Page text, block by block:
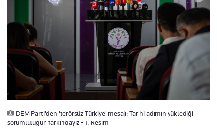
DEM Parti'den 'terörsüz Türkiye' mesajı: Tarihi adımın yüklediği
sorumluluğun farkındayız - 1. Resim